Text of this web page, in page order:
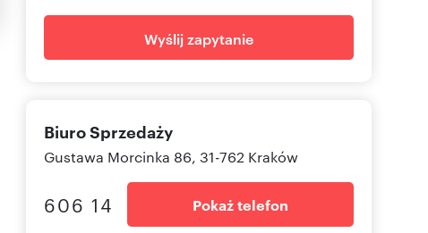
Wyślij zapytanie
Biuro Sprzedaży
Gustawa Morcinka 86, 31-762 Kraków
606 14 Pokaż telefon